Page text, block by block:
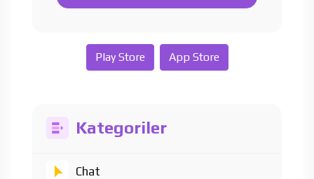
Play Store App Store
Kategoriler
Chat